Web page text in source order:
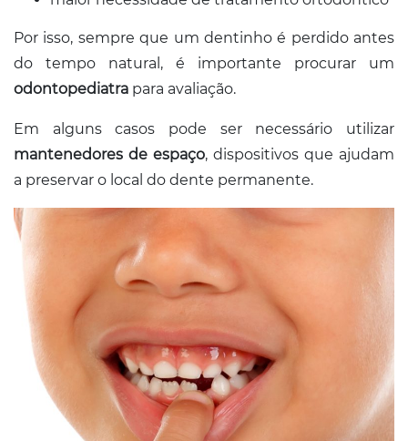
Por isso, sempre que um dentinho é perdido antes
do tempo natural, é importante procurar um
odontopediatra para avaliação.
Em alguns casos pode ser necessário utilizar
mantenedores de espaço, dispositivos que ajudam
a preservar o local do dente permanente.